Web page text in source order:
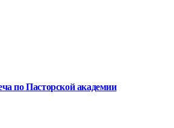
по Пасторской академии